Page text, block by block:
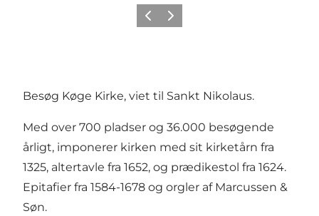
ForrigeNeste
Besøg Køge Kirke, viet til Sankt Nikolaus.
Med over 700 pladser og 36.000 besøgende
årligt, imponerer kirken med sit kirketårn fra
1325, altertavle fra 1652, og prædikestol fra 1624.
Epitafier fra 1584-1678 og orgler af Marcussen &
Søn.